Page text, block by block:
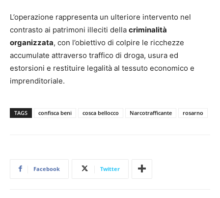
L’operazione rappresenta un ulteriore intervento nel
contrasto ai patrimoni illeciti della criminalità
organizzata, con l’obiettivo di colpire le ricchezze
accumulate attraverso traffico di droga, usura ed
estorsioni e restituire legalità al tessuto economico e
imprenditoriale.
TAGS confisca beni cosca bellocco Narcotrafficante rosarno
Facebook Twitter